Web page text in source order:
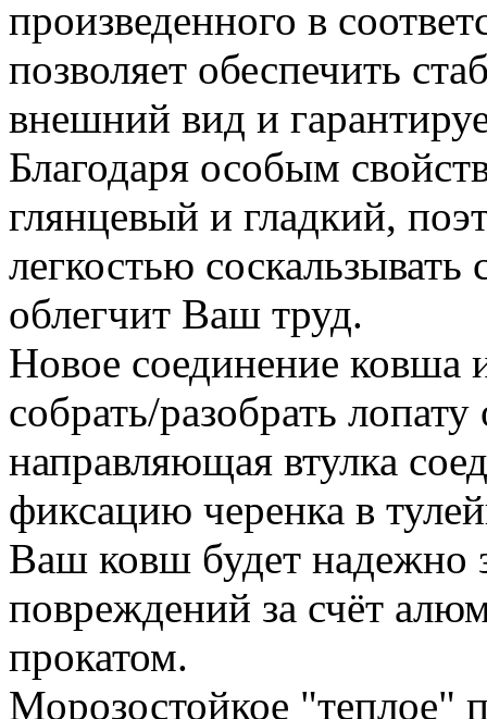
произведенного в
позволяет обеспечить
внешний вид и
Благодаря особым
глянцевый и гладкий,
легкостью соскальзывать
облегчит Ваш труд.
Новое соединение ковша
собрать/разобрать
направляющая втулка
фиксацию черенка в
Ваш ковш будет надежно
повреждений за счёт
прокатом.
Морозостойкое "теплое"